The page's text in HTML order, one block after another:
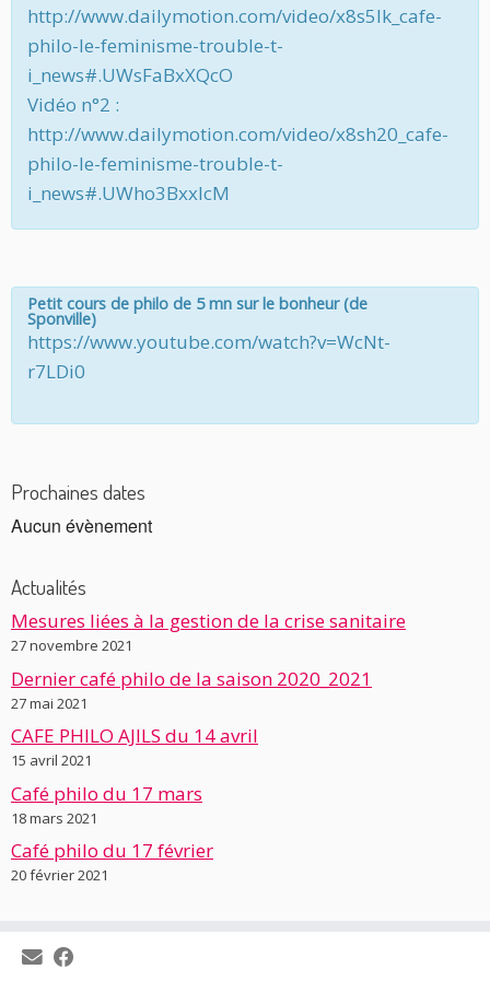
http://www.dailymotion.com/video/x8s5lk_cafe-
philo-le-feminisme-trouble-t-
i_news#.UWsFaBxXQcO
Vidéo n°2 :
http://www.dailymotion.com/video/x8sh20_cafe-
philo-le-feminisme-trouble-t-
i_news#.UWho3BxxIcM
Petit cours de philo de 5 mn sur le bonheur (de
Sponville)
https://www.youtube.com/watch?v=WcNt-
r7LDi0
Prochaines dates
Aucun évènement
Actualités
Mesures liées à la gestion de la crise sanitaire
27 novembre 2021
Dernier café philo de la saison 2020_2021
27 mai 2021
CAFE PHILO AJILS du 14 avril
15 avril 2021
Café philo du 17 mars
18 mars 2021
Café philo du 17 février
20 février 2021